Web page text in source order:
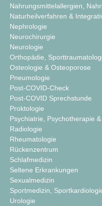
Nahrungsmittelallergien,
Naturheilverfahren &
Nephrologie
Neurochirurgie
Neurologie
Orthopädie,
Osteologie & Osteoporose
Pneumologie
Post-COVID-Check
Post-COVID Sprechstunde
Proktologie
Psychiatrie, Psychotherapie
Radiologie
Rheumatologie
Rückenzentrum
Schlafmedizin
Seltene Erkrankungen
Sexualmedizin
Sportmedizin,
Urologie